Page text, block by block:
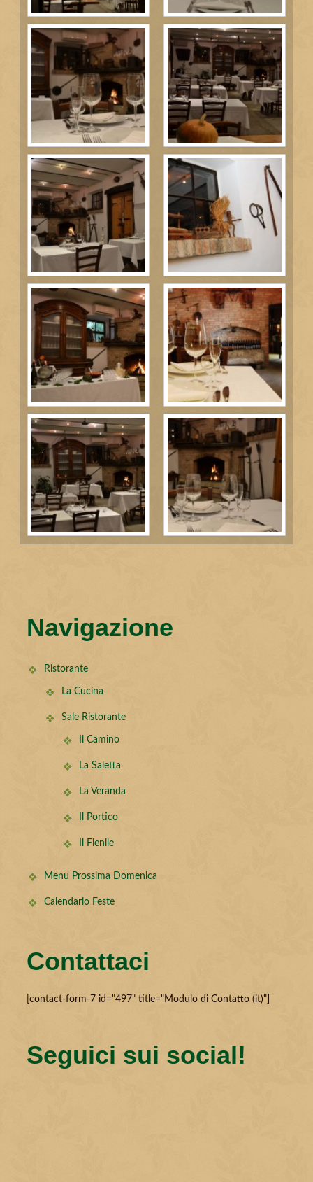
Navigazione
Ristorante
La Cucina
Sale Ristorante
Il Camino
La Saletta
La Veranda
Il Portico
Il Fienile
Menu Prossima Domenica
Calendario Feste
Contattaci
[contact-form-7 id="497" title="Modulo di Contatto (it)"]
Seguici sui social!